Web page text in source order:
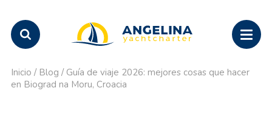
Inicio / Blog / Guía de viaje 2026: mejores cosas que hacer
en Biograd na Moru, Croacia